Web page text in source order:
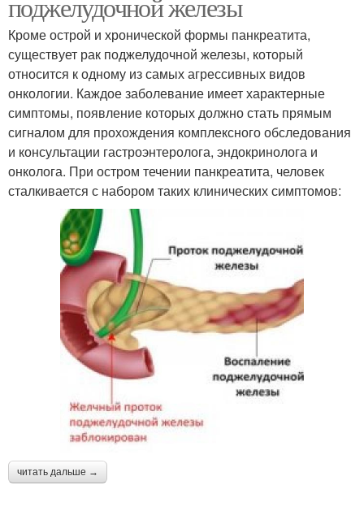
поджелудочной железы
Кроме острой и хронической формы панкреатита,
существует рак поджелудочной железы, который
относится к одному из самых агрессивных видов
онкологии. Каждое заболевание имеет характерные
симптомы, появление которых должно стать прямым
сигналом для прохождения комплексного обследования
и консультации гастроэнтеролога, эндокринолога и
онколога. При остром течении панкреатита, человек
сталкивается с набором таких клинических симптомов:
читать дальше →